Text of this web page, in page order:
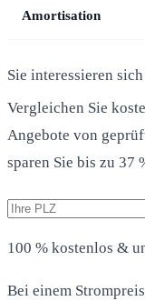
Amortisation
Sie interessieren
Vergleichen Sie
Angebote von
sparen Sie bis zu 37
100 % kostenlos &
Bei einem